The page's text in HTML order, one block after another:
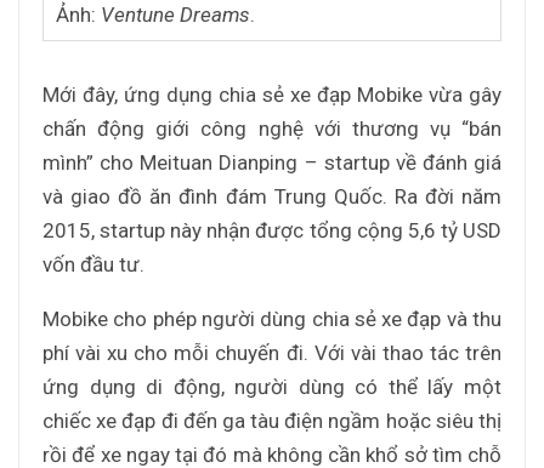
Ảnh: Ventune Dreams.
Mới đây, ứng dụng chia sẻ xe đạp Mobike vừa gây
chấn động giới công nghệ với thương vụ “bán
mình” cho Meituan Dianping – startup về đánh giá
và giao đồ ăn đình đám Trung Quốc. Ra đời năm
2015, startup này nhận được tổng cộng 5,6 tỷ USD
vốn đầu tư.
Mobike cho phép người dùng chia sẻ xe đạp và thu
phí vài xu cho mỗi chuyến đi. Với vài thao tác trên
ứng dụng di động, người dùng có thể lấy một
chiếc xe đạp đi đến ga tàu điện ngầm hoặc siêu thị
rồi để xe ngay tại đó mà không cần khổ sở tìm chỗ